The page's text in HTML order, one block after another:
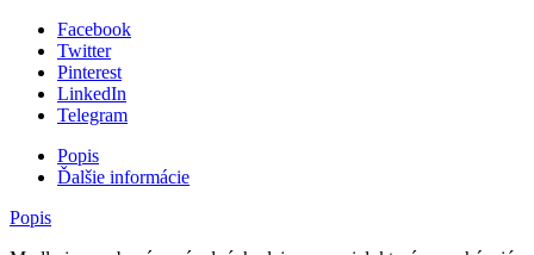
Facebook
Twitter
Pinterest
LinkedIn
Telegram
Popis
Ďalšie informácie
Popis